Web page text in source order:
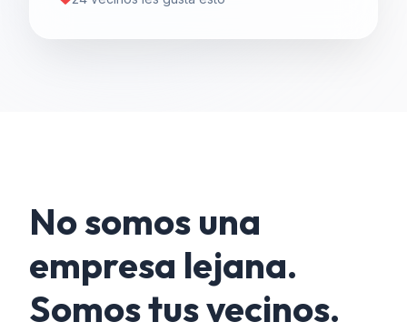
No somos una
empresa lejana.
Somos tus vecinos.